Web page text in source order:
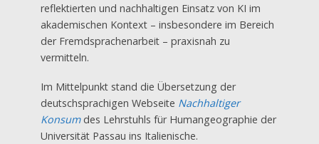
reflektierten und nachhaltigen Einsatz von KI im
akademischen Kontext – insbesondere im Bereich
der Fremdsprachenarbeit – praxisnah zu
vermitteln.
Im Mittelpunkt stand die Übersetzung der
deutschsprachigen Webseite Nachhaltiger
Konsumdes Lehrstuhls für Humangeographie der
Universität Passau ins Italienische.